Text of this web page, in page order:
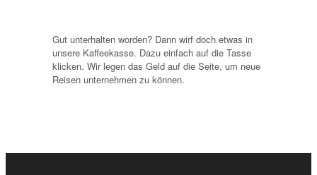
Gut unterhalten worden? Dann wirf doch etwas in
unsere Kaffeekasse. Dazu einfach auf die Tasse
klicken. Wir legen das Geld auf die Seite, um neue
Reisen unternehmen zu können.